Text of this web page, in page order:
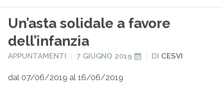
mail
Un’asta solidale a favore
dell’infanzia
PUBBLICATO
APPUNTAMENTI
PUBBLICATO
7 GIUGNO 2019 DI CESVI
dal 07/06/2019 al 16/06/2019